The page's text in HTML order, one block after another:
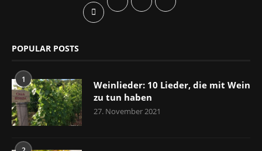
POPULAR POSTS
1
Weinlieder: 10 Lieder, die mit Wein
zu tun haben
27. November 2021